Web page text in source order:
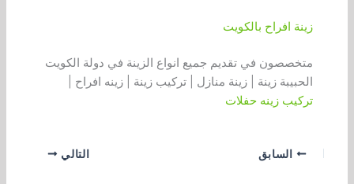
زينة افراح بالكويت
متخصصون في تقديم جميع انواع الزينة في دولة الكويت
الحبيبة زينة | زينة منازل | تركيب زينة | زينه افراح |
تركيب زينه حفلات
السابق التالي